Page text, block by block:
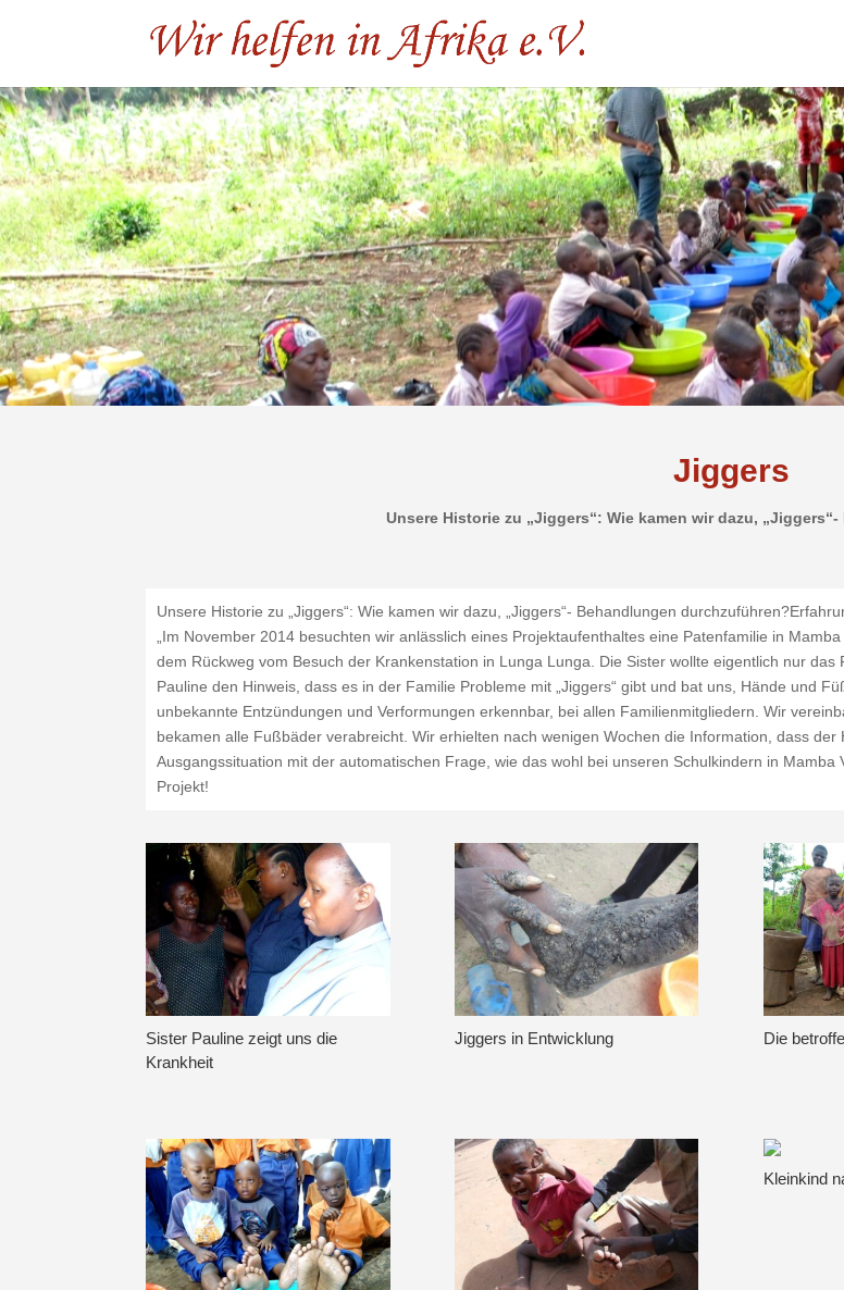
Jiggers
Unsere Historie zu „Jiggers“: Wie kamen wir dazu,
Unsere Historie zu „Jiggers“: Wie kamen wir dazu, „Jiggers“- Behandlungen
„Im November 2014 besuchten wir anlässlich eines Projektaufenthaltes eine Patenfamilie in
dem Rückweg vom Besuch der Krankenstation in Lunga Lunga. Die Sister wollte eigentlich nur
Pauline den Hinweis, dass es in der Familie Probleme mit „Jiggers“ gibt und bat uns, Hände und
unbekannte Entzündungen und Verformungen erkennbar, bei allen Familienmitgliedern. Wir
bekamen alle Fußbäder verabreicht. Wir erhielten nach wenigen Wochen die Information, dass
Ausgangssituation mit der automatischen Frage, wie das wohl bei unseren Schulkindern in
Projekt!
Sister Pauline zeigt uns die
Krankheit
Jiggers in Entwicklung Die
Kleinkind